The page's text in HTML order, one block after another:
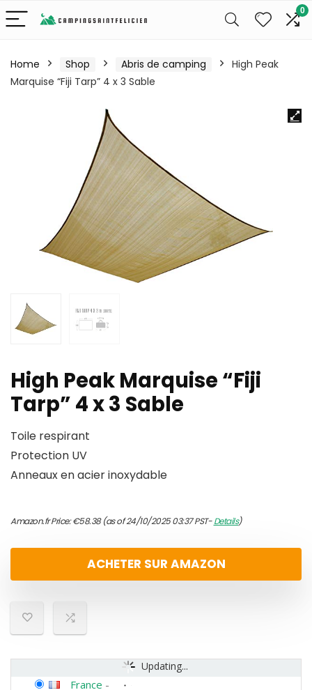
0
Home Shop Abris de camping
High Peak
Marquise “Fiji Tarp” 4 x 3 Sable
High Peak Marquise “Fiji
Tarp” 4 x 3 Sable
Toile respirant
Protection UV
Anneaux en acier inoxydable
Amazon.fr Price:€58.38(as of 24/10/2025 03:37 PST-Details)
ACHETER SUR AMAZON
Updating...
France -